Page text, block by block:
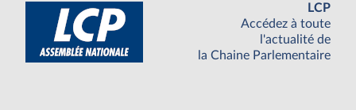
LCP
Accédez à toute
l'actualité de
la Chaine Parlementaire